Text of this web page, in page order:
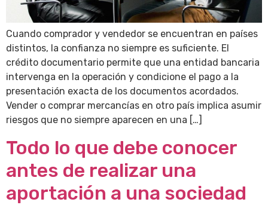
Cuando comprador y vendedor se encuentran en países
distintos, la confianza no siempre es suficiente. El
crédito documentario permite que una entidad bancaria
intervenga en la operación y condicione el pago a la
presentación exacta de los documentos acordados.
Vender o comprar mercancías en otro país implica asumir
riesgos que no siempre aparecen en una […]
Todo lo que debe conocer
antes de realizar una
aportación a una sociedad